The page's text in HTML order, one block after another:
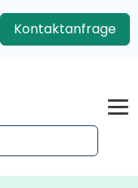
Kontaktanfrage